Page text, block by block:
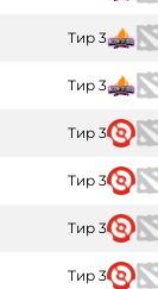
Тир 3
Тир 3
Тир 3
Тир 3
Тир 3
Тир 3